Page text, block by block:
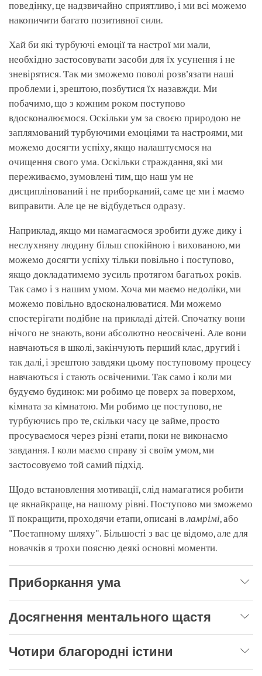
поведінку, це надзвичайно сприятливо, і ми всі можемо
накопичити багато позитивної сили.
Хай би які турбуючі емоції та настрої ми мали,
необхідно застосовувати засоби для їх усунення і не
зневірятися. Так ми зможемо поволі розв’язати наші
проблеми і, зрештою, позбутися їх назавжди. Ми
побачимо, що з кожним роком поступово
вдосконалюємося. Оскільки ум за своєю природою не
заплямований турбуючими емоціями та настроями, ми
можемо досягти успіху, якщо налаштуємося на
очищення свого ума. Оскільки страждання, які ми
переживаємо, зумовлені тим, що наш ум не
дисциплінований і не приборканий, саме це ми і маємо
виправити. Але це не відбудеться одразу.
Наприклад, якщо ми намагаємося зробити дуже дику і
неслухняну людину більш спокійною і вихованою, ми
можемо досягти успіху тільки повільно і поступово,
якщо докладатимемо зусиль протягом багатьох років.
Так само і з нашим умом. Хоча ми маємо недоліки, ми
можемо повільно вдосконалюватися. Ми можемо
спостерігати подібне на прикладі дітей. Спочатку вони
нічого не знають, вони абсолютно неосвічені. Але вони
навчаються в школі, закінчують перший клас, другий і
так далі, і зрештою завдяки цьому поступовому процесу
навчаються і стають освіченими. Так само і коли ми
будуємо будинок: ми робимо це поверх за поверхом,
кімната за кімнатою. Ми робимо це поступово, не
турбуючись про те, скільки часу це займе, просто
просуваємося через різні етапи, поки не виконаємо
завдання. І коли маємо справу зі своїм умом, ми
застосовуємо той самий підхід.
Щодо встановлення мотивації, слід намагатися робити
це якнайкраще, на нашому рівні. Поступово ми зможемо
її покращити, проходячи етапи, описані вламрімі, або
"Поетапному шляху". Більшості з вас це відомо, але для
новачків я трохи поясню деякі основні моменти.
Приборкання ума
Досягнення ментального щастя
Чотири благородні істини